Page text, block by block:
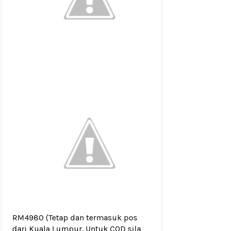
RM4980 (Tetap dan termasuk pos
dari Kuala Lumpur. Untuk COD sila